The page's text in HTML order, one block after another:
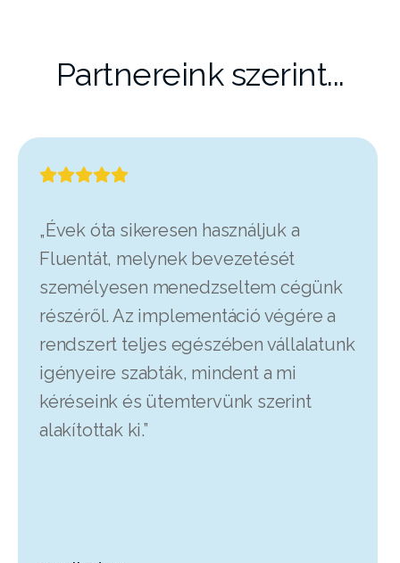
Partnereink szerint...
„Évek óta sikeresen használjuk a
Fluentát, melynek bevezetését
személyesen menedzseltem cégünk
részéről. Az implementáció végére a
rendszert teljes egészében vállalatunk
igényeire szabták, mindent a mi
kéréseink és ütemtervünk szerint
alakítottak ki.”